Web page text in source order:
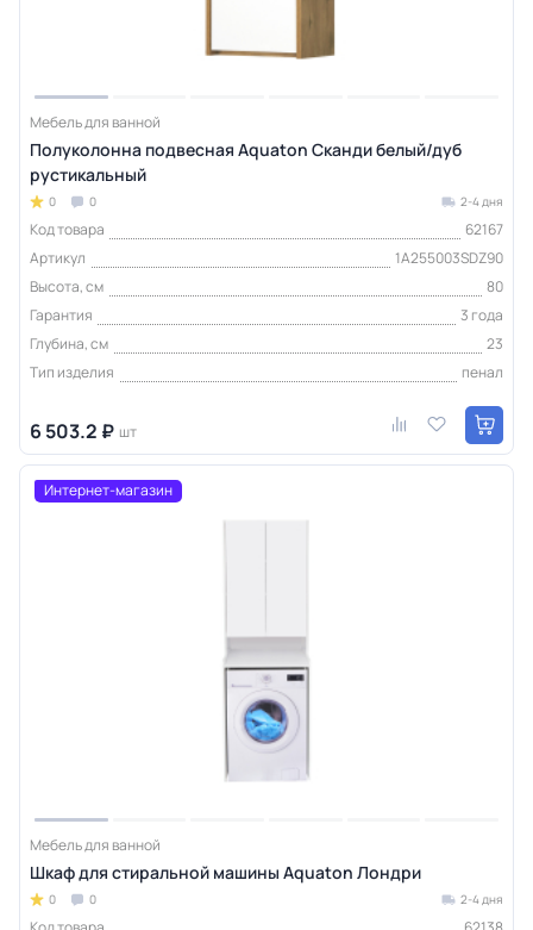
Мебель для ванной
Полуколонна подвесная Aquaton Сканди белый/дуб
рустикальный
0 0 2-4 дня
Код товара
62167
Артикул
1A255003SDZ90
Высота, см
80
Гарантия
3 года
Глубина, см
23
Тип изделия
пенал
6 503.2 ₽ шт
Интернет-магазин
Мебель для ванной
Шкаф для стиральной машины Aquaton Лондри
0 0 2-4 дня